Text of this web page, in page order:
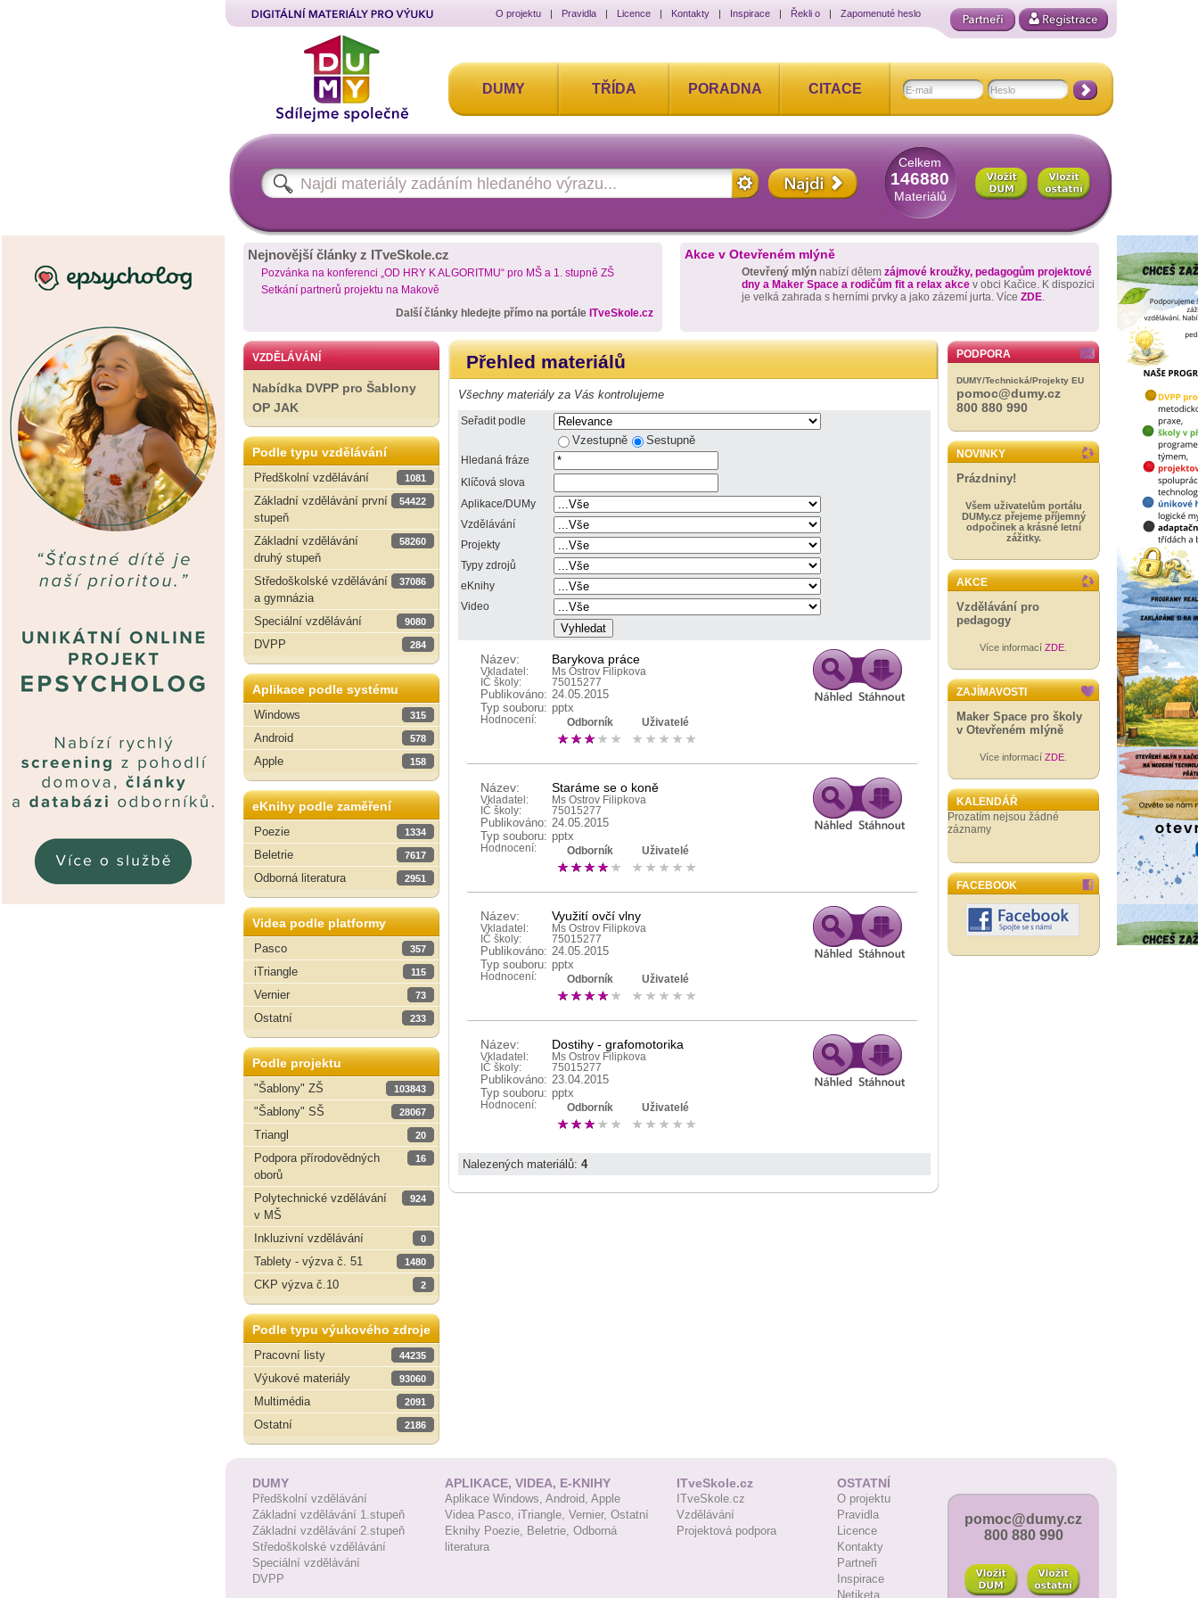
O projektu | Pravidla | Licence | Kontakty | Inspirace | Řekli o | Zapomenuté heslo
DUMY TŘÍDA PORADNA CITACE
Celkem
146880
Materiálů
Nejnovější články z ITveSkole.cz
Pozvánka na konferenci „OD HRY K ALGORITMU“ pro MŠ a 1. stupně ZŠ
Setkání partnerů projektu na Makově
Další články hledejte přímo na portále ITveSkole.cz
Akce v Otevřeném mlýně
Otevřený mlýn nabízí dětem zájmové kroužky, pedagogům projektové
dny a Maker Space a rodičům fit a relax akce v obci Kačice. K dispozici
je velká zahrada s herními prvky a jako zázemí jurta. Více ZDE.
VZDĚLÁVÁNÍ
Nabídka DVPP pro Šablony
OP JAK
Podle typu vzdělávání
Předškolní vzdělávání
1081
Základní vzdělávání první
stupeň
54422
Základní vzdělávání
druhý stupeň
58260
Středoškolské vzdělávání
a gymnázia
37086
Speciální vzdělávání 9080
DVPP 284
Aplikace podle systému
Windows
315
Android 578
Apple 158
eKnihy podle zaměření
Poezie
1334
Beletrie 7617
Odborná literatura 2951
Videa podle platformy
Pasco
357
iTriangle 115
Vernier 73
Ostatní 233
Podle projektu
"Šablony" ZŠ
103843
"Šablony" SŠ 28067
Triangl 20
Podpora přírodovědných
oborů
16
Polytechnické vzdělávání
v MŠ
924
Inkluzivní vzdělávání 0
Tablety - výzva č. 51 1480
CKP výzva č.10 2
Podle typu výukového zdroje
Pracovní listy
44235
Výukové materiály 93060
Multimédia 2091
Ostatní 2186
Přehled materiálů
Všechny materiály za Vás kontrolujeme
Seřadit podle
Vzestupně Sestupně
Hledaná fráze
Klíčová slova
Aplikace/DUMy
Vzdělávání
Projekty
Typy zdrojů
eKnihy
Video
Název: Barykova práce
Vkladatel:
Ms Ostrov Filipkova
IČ školy:
75015277
Publikováno: 24.05.2015
Typ souboru: pptx
Hodnocení: Odborník Uživatelé
Název: Staráme se o koně
Vkladatel:
Ms Ostrov Filipkova
IČ školy:
75015277
Publikováno: 24.05.2015
Typ souboru: pptx
Hodnocení: Odborník Uživatelé
Název: Využití ovčí vlny
Vkladatel:
Ms Ostrov Filipkova
IČ školy:
75015277
Publikováno: 24.05.2015
Typ souboru: pptx
Hodnocení: Odborník Uživatelé
Název: Dostihy - grafomotorika
Vkladatel:
Ms Ostrov Filipkova
IČ školy:
75015277
Publikováno: 23.04.2015
Typ souboru: pptx
Hodnocení: Odborník Uživatelé
Nalezených materiálů: 4
PODPORA
DUMY/Technická/Projekty EU
pomoc@dumy.cz
800 880 990
NOVINKY
Prázdniny!
Všem uživatelům portálu
DUMy.cz přejeme příjemný
odpočinek a krásné letní
zážitky.
AKCE
Vzdělávání pro
pedagogy
Více informací ZDE
ZAJÍMAVOSTI
Maker Space pro školy
v Otevřeném mlýně
Více informací ZDE
KALENDÁŘ
Prozatím nejsou žádné
záznamy
FACEBOOK
DUMY
Předškolní vzdělávání
Základní vzdělávání 1.stupeň
Základní vzdělávání 2.stupeň
Středoškolské vzdělávání
Speciální vzdělávání
DVPP
APLIKACE, VIDEA, E-KNIHY
Aplikace Windows, Android, Apple
Videa Pasco, iTriangle, Vernier, Ostatní
Eknihy Poezie, Beletrie, Odborná
literatura
ITveSkole.cz
ITveSkole.cz
Vzdělávání
Projektová podpora
OSTATNÍ
O projektu
Pravidla
Licence
Kontakty
Partneři
Inspirace
Netiketa
pomoc@dumy.cz
800 880 990